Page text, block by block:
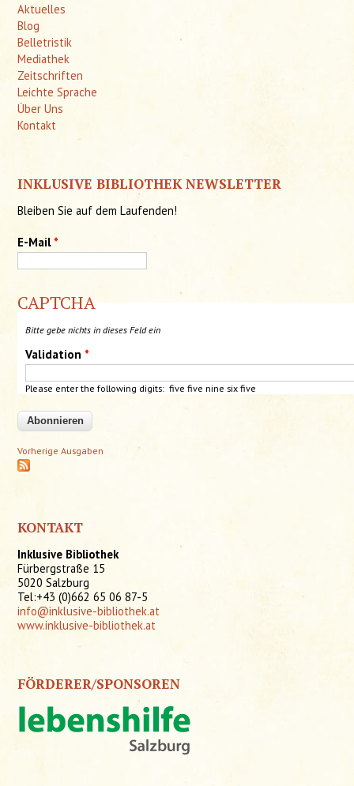
Aktuelles
Blog
Belletristik
Mediathek
Zeitschriften
Leichte Sprache
Über Uns
Kontakt
INKLUSIVE BIBLIOTHEK NEWSLETTER
Bleiben Sie auf dem Laufenden!
E-Mail *
CAPTCHA
Bitte gebe nichts in dieses Feld ein
Validation *
Please enter the following digits: five five nine six five
Vorherige Ausgaben
KONTAKT
Inklusive Bibliothek
Fürbergstraße 15
5020 Salzburg
Tel:+43 (0)662 65 06 87-5
info@inklusive-bibliothek.at
www.inklusive-bibliothek.at
FÖRDERER/SPONSOREN